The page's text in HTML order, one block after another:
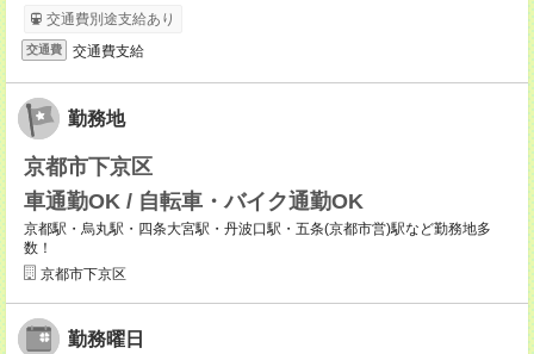
交通費別途支給あり
交通費 交通費支給
勤務地
京都市下京区
車通勤OK / 自転車・バイク通勤OK
京都駅・烏丸駅・四条大宮駅・丹波口駅・五条(京都市営)駅など勤務地多
数！
京都市下京区
勤務曜日